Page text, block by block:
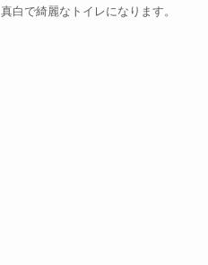
真白で綺麗なトイレになります。